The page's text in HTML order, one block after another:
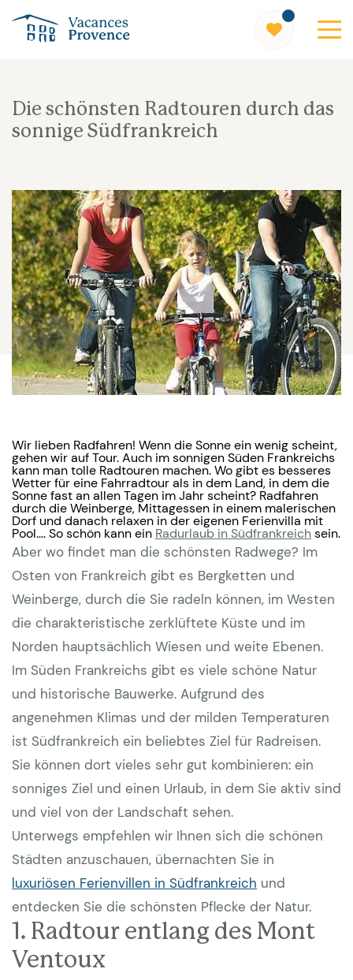
Die schönsten Radtouren durch das
sonnige Südfrankreich
Wir lieben Radfahren! Wenn die Sonne ein wenig scheint,
gehen wir auf Tour. Auch im sonnigen Süden Frankreichs
kann man tolle Radtouren machen. Wo gibt es besseres
Wetter für eine Fahrradtour als in dem Land, in dem die
Sonne fast an allen Tagen im Jahr scheint? Radfahren
durch die Weinberge, Mittagessen in einem malerischen
Dorf und danach relaxen in der eigenen Ferienvilla mit
Pool.... So schön kann ein Radurlaub in Südfrankreichsein.
Aber wo findet man die schönsten Radwege? Im
Osten von Frankreich gibt es Bergketten und
Weinberge, durch die Sie radeln können, im Westen
die charakteristische zerklüftete Küste und im
Norden hauptsächlich Wiesen und weite Ebenen.
Im Süden Frankreichs gibt es viele schöne Natur
und historische Bauwerke. Aufgrund des
angenehmen Klimas und der milden Temperaturen
ist Südfrankreich ein beliebtes Ziel für Radreisen.
Sie können dort vieles sehr gut kombinieren: ein
sonniges Ziel und einen Urlaub, in dem Sie aktiv sind
und viel von der Landschaft sehen.
Unterwegs empfehlen wir Ihnen sich die schönen
Städten anzuschauen, übernachten Sie in
luxuriösen Ferienvillen in Südfrankreich und
entdecken Sie die schönsten Pflecke der Natur.
1. Radtour entlang des Mont
Ventoux